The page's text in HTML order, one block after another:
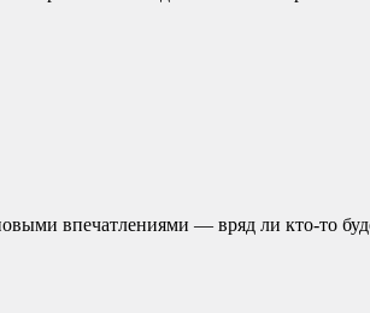
впечатлениями — вряд ли кто-то